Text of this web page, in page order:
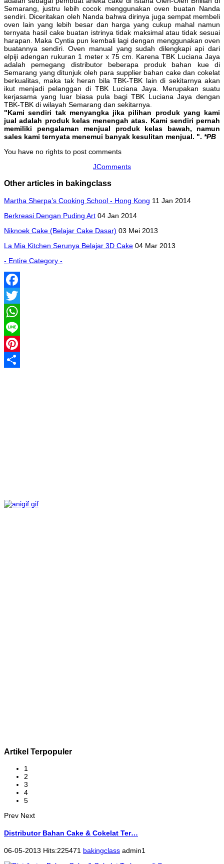
Semarang, justru lebih cocok menggunakan oven buatan Nanda
sendiri. Diceritakan oleh Nanda bahwa dirinya juga sempat membeli
oven lain yang lebih besar dan harga yang cukup mahal namun
ternyata hasil cake buatan istrinya tidak maksimal atau tidak sesuai
harapan. Maka Cyntia pun kembali lagi dengan menggunakan oven
buatannya sendiri. Oven manual yang sudah dilengkapi api dari
elpiji adengan rukuran 1 meter x 75 cm. Karena TBK Luciana Jaya
adalah pemegang distributor beberapa produk bahan kue di
Semarang yang ditunjuk oleh para supplier bahan cake dan cokelat
berkualitas, maka tak heran bila TBK-TBK lain di sekitarnya akan
ikut menjadi pelanggan di TBK Luciana Jaya. Merupakan suatu
kerjasama yang luar biasa pula bagi TBK Luciana Jaya dengan
TBK-TBK di wilayah Semarang dan sekitarnya.
"Kami sendiri tak menyangka jika pilihan produk yang kami
jual adalah produk kelas menengah atas. Kami sendiri pernah
memiliki pengalaman menjual produk kelas bawah, namun
sales kami ternyata menemui banyak kesulitan menjual. ". *PB
You have no rights to post comments
JComments
Other articles in bakingclass
Martha Sherpa’s Cooking School - Hong Kong 11 Jan 2014
Berkreasi Dengan Puding Art 04 Jan 2014
Niknoek Cake (Belajar Cake Dasar) 03 Mei 2013
La Mia Kitchen Serunya Belajar 3D Cake 04 Mar 2013
- Entire Category -
Facebook
Twitter
WhatsApp
Line
Pinterest
Artikel Terpopuler
1
2
3
4
5
Prev Next
Distributor Bahan Cake & Cokelat Ter…
06-05-2013 Hits:225471 bakingclass admin1